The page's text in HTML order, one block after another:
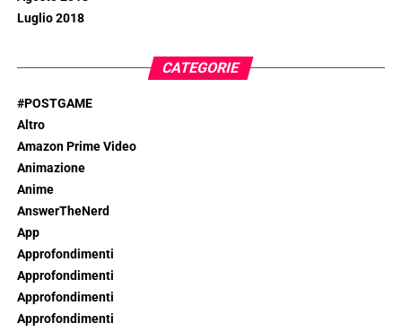
Luglio 2018
CATEGORIE
#POSTGAME
Altro
Amazon Prime Video
Animazione
Anime
AnswerTheNerd
App
Approfondimenti
Approfondimenti
Approfondimenti
Approfondimenti